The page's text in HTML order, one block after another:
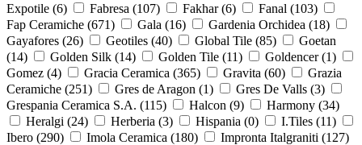
Expotile (6) Fabresa (107) Fakhar (6) Fanal (103)
Fap Ceramiche (671) Gala (16) Gardenia Orchidea (18)
Gayafores (26) Geotiles (40) Global Tile (85)
Goetan
(14) Golden Silk (14) Golden Tile (11) Goldencer (1)
Gomez (4) Gracia Ceramica (365) Gravita (60)
Grazia
Ceramiche (251) Gres de Aragon (1) Gres De Valls (3)
Grespania Ceramica S.A. (115) Halcon (9) Harmony (34)
Heralgi (24) Herberia (3) Hispania (0) I.Tiles (11)
Ibero (290) Imola Ceramica (180) Impronta Italgraniti (127)